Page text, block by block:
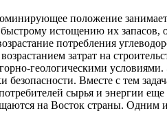
положение
истощению их
потребления
затрат на
геологическими условиями.
Вместе с тем
сырья и энергии
на Восток страны. Одним